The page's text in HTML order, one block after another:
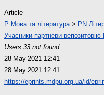
Article
P Мова та література> PN
Учасники-партнери
Users 33 not found.
28 May 2021 12:41
28 May 2021 12:41
https://eprints.mdpu.org.ua/id/